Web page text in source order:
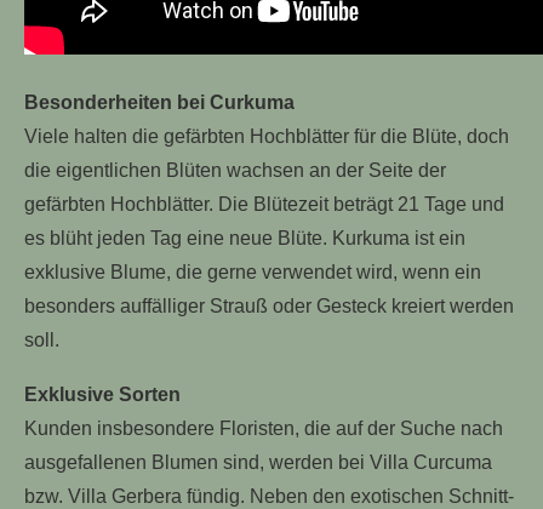
Besonderheiten bei Curkuma
Viele halten die gefärbten Hochblätter für die Blüte, doch
die eigentlichen Blüten wachsen an der Seite der
gefärbten Hochblätter. Die Blütezeit beträgt 21 Tage und
es blüht jeden Tag eine neue Blüte. Kurkuma ist ein
exklusive Blume, die gerne verwendet wird, wenn ein
besonders auffälliger Strauß oder Gesteck kreiert werden
soll.
Exklusive Sorten
Kunden insbesondere Floristen, die auf der Suche nach
ausgefallenen Blumen sind, werden bei Villa Curcuma
bzw. Villa Gerbera fündig. Neben den exotischen Schnitt-